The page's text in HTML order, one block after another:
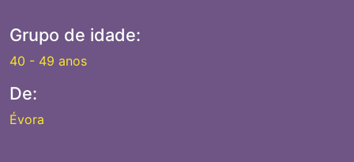
Grupo de idade:
40 - 49 anos
De:
Évora